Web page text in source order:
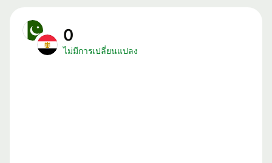
0
ไม่มีการเปลี่ยนแปลง